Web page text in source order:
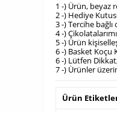
1 -) Ürün, beyaz
2 -) Hediye
3 -) Tercihe
4 -)
5 -) Ürün
6 -) Basket Koçu
6 -) Lütfen
7 -) Ürünler
Ürün